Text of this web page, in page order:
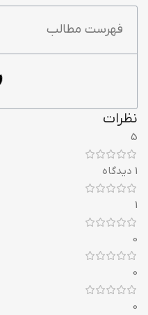
فهرست مطالب
نظرات
5
1 دیدگاه
1
0
0
0